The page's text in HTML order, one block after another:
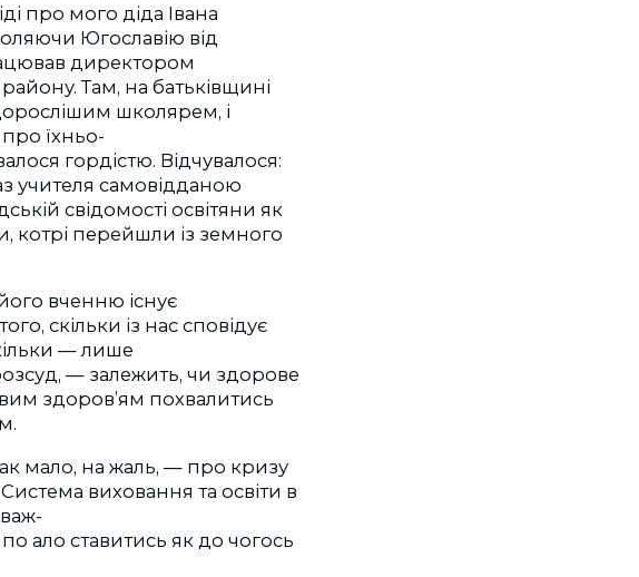
про мого діда Івана
Югославію від
директором
Там, на батьківщині
школярем, і
їхньо-
гордістю. Відчувалося:
учителя самовідданою
свідомості освітяни як
котрі перейшли із земного
вченню існує
скільки із нас сповідує
— лише
— залежить, чи здорове
здоров’ям похвалитись
мало, на жаль, — про кризу
виховання та освіти в
ало ставитись як до чогось